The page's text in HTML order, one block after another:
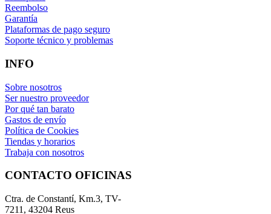
Reembolso
Garantía
Plataformas de pago seguro
Soporte técnico y problemas
INFO
Sobre nosotros
Ser nuestro proveedor
Por qué tan barato
Gastos de envío
Política de Cookies
Tiendas y horarios
Trabaja con nosotros
CONTACTO OFICINAS
Ctra. de Constantí, Km.3, TV-
7211, 43204 Reus